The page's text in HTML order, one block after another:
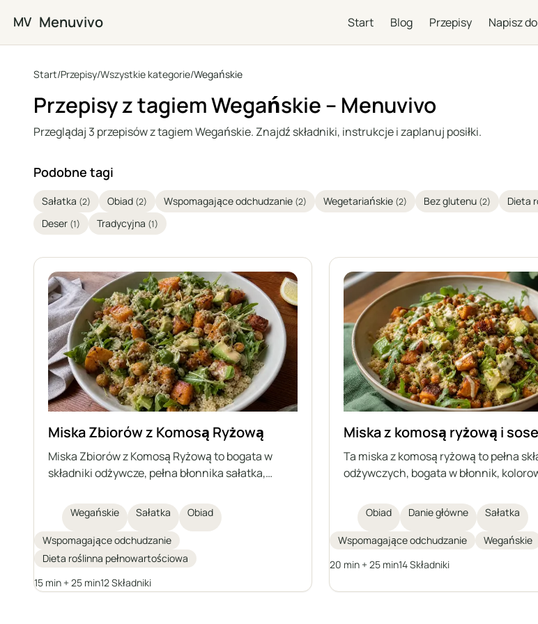
Przejdź do głównej treści
MV Menuvivo Start Blog Przepisy Napisz
Start/Przepisy/Wszystkie kategorie/Wegańskie
Przepisy z tagiem Wegańskie – Menuvivo
Przeglądaj 3 przepisów z tagiem Wegańskie. Znajdź składniki, instrukcje i zaplanuj posiłki.
Podobne tagi
Sałatka (2) Obiad (2) Wspomagające odchudzanie (2) Wegetariańskie (2) Bez glutenu (2) Dieta
Deser (1) Tradycyjna (1)
Miska Zbiorów z Komosą Ryżową
Miska Zbiorów z Komosą Ryżową to bogata w
składniki odżywcze, pełna błonnika sałatka,
łączy gotowaną komosę ryżową, pieczone bataty,
chrupiące ciecierzyce, kremowe awokado,
kiełkowane pestki dyni, zielone liście oraz
wyrazisty domowy sos tahini. Składniki
tłuszczów, zapewniając długotrwałą energię, co
Wegańskie Sałatka Obiad
Wspomagające odchudzanie
Dieta roślinna pełnowartościowa
15 min + 25 min12 Składniki
Miska z komosą ryżową i
Ta miska z komosą ryżową to pełna
odżywczych, bogata w błonnik,
ryżową, pieczone bataty, ciecierzycę,
rukolę, awokado i kiełki dyni, a całość
jest domowym sosem tahini dla
odchudzającej lub każdego, kto szuka
roślinnego posiłku.
Obiad Danie główne Sałatka
Wspomagające odchudzanie
Wegańskie
20 min + 25 min14 Składniki